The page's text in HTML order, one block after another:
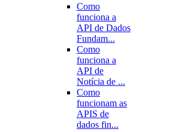
Como
funciona a
API de Dados
Fundam...
Como
funciona a
API de
Notícia de ...
Como
funcionam as
APIS de
dados fin...